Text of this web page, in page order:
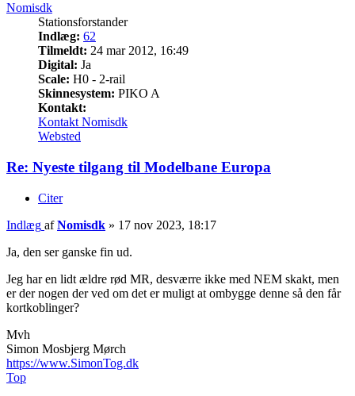
Nomisdk
Stationsforstander
Indlæg: 62
Tilmeldt: 24 mar 2012, 16:49
Digital: Ja
Scale: H0 - 2-rail
Skinnesystem: PIKO A
Kontakt:
Kontakt Nomisdk
Websted
Re: Nyeste tilgang til Modelbane Europa
Citer
Indlæg afNomisdk » 17 nov 2023, 18:17
Ja, den ser ganske fin ud.
Jeg har en lidt ældre rød MR, desværre ikke med NEM skakt, men
er der nogen der ved om det er muligt at ombygge denne så den får
kortkoblinger?
Mvh
Simon Mosbjerg Mørch
https://www.SimonTog.dk
Top